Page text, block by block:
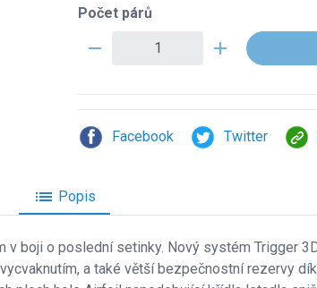
Počet párů
remove add
Facebook Twitter
list Popis
boji o poslední setinky. Nový systém Trigger
a také větší bezpečnostní rezervy